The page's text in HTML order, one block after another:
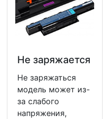
Не заряжается
Не заряжаться
модель может из-
за слабого
напряжения,